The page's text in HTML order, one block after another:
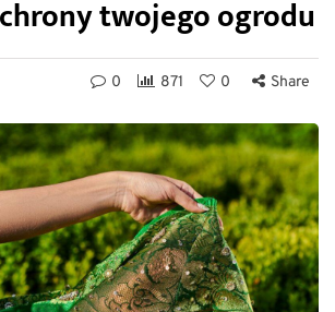
twojego ogrodu
0 871 0 Share